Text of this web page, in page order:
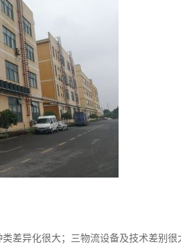
差异化很大；三物流设备及技术差别很